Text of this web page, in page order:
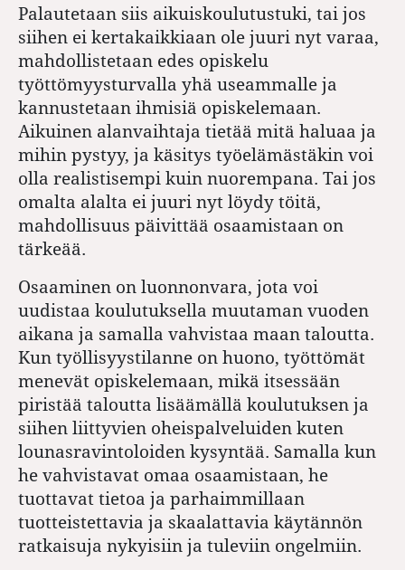
Palautetaan siis aikuiskoulutustuki, tai jos
siihen ei kertakaikkiaan ole juuri nyt varaa,
mahdollistetaan edes opiskelu
työttömyysturvalla yhä useammalle ja
kannustetaan ihmisiä opiskelemaan.
Aikuinen alanvaihtaja tietää mitä haluaa ja
mihin pystyy, ja käsitys työelämästäkin voi
olla realistisempi kuin nuorempana. Tai jos
omalta alalta ei juuri nyt löydy töitä,
mahdollisuus päivittää osaamistaan on
tärkeää.
Osaaminen on luonnonvara, jota voi
uudistaa koulutuksella muutaman vuoden
aikana ja samalla vahvistaa maan taloutta.
Kun työllisyystilanne on huono, työttömät
menevät opiskelemaan, mikä itsessään
piristää taloutta lisäämällä koulutuksen ja
siihen liittyvien oheispalveluiden kuten
lounasravintoloiden kysyntää. Samalla kun
he vahvistavat omaa osaamistaan, he
tuottavat tietoa ja parhaimmillaan
tuotteistettavia ja skaalattavia käytännön
ratkaisuja nykyisiin ja tuleviin ongelmiin.